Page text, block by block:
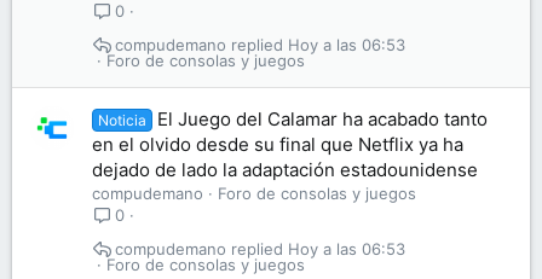
0
Foro de consolas y juegos
Hoy a las 06:53
compudemano
Noticia
El Juego del Calamar ha acabado tanto
en el olvido desde su final que Netflix ya ha
dejado de lado la adaptación estadounidense
compudemano
Foro de consolas y juegos
0
Foro de consolas y juegos
Hoy a las 06:53
compudemano